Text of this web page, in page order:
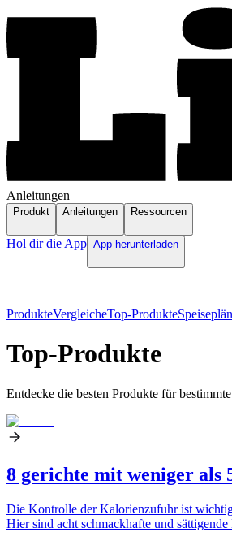
Anleitungen
Produkt Anleitungen Ressourcen
Hol dir die App App herunterladen
ProdukteVergleicheTop-Produkte
Top-Produkte
Entdecke die besten Produkte für
8 gerichte mit weniger als
Die Kontrolle der Kalorienzufuhr ist wichtig
Hier sind acht schmackhafte und